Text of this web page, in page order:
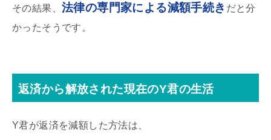
その結果、 法律の専門家による減額手続き だと分
かったそうです。
返済から解放された現在のY君の生活
Y君が返済を減額した方法は、